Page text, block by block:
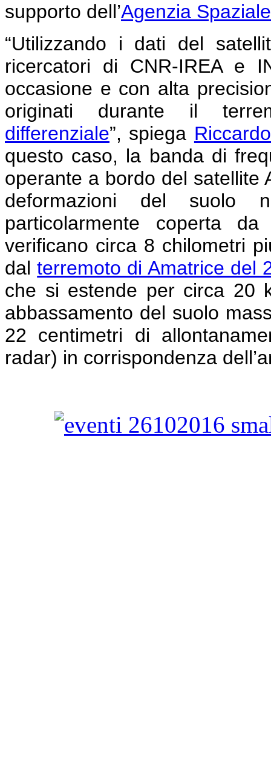
supporto dell’Agenzia
“Utilizzando i dati del
ricercatori di CNR-IREA e
occasione e con alta
originati durante il
differenziale”, spiega
questo caso, la banda di
operante a bordo del satellite
deformazioni del suolo
particolarmente coperta
verificano circa 8 chilometri
dalterremoto di Amatrice del
che si estende per circa 20
abbassamento del suolo
22 centimetri di
radar) in corrispondenza